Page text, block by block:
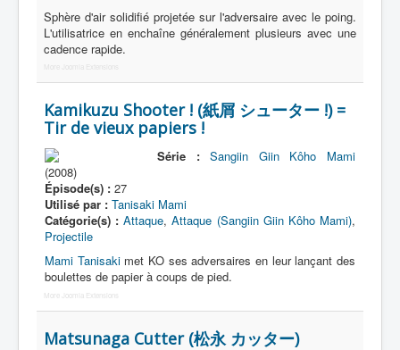
Série
Acteur
Personnage
Transformation
Équipement
Mecha
Objet
Lieu
Épisode
Référence
Sphère d'air solidifié projetée sur l'adversaire avec le poing.
L'utilisatrice en enchaîne généralement plusieurs avec une
cadence rapide.
More Joomla Extensions
Kamikuzu Shooter ! (紙屑 シューター !) =
Tir de vieux papiers !
Série :
Sangiin Giin Kôho Mami
(2008)
Épisode(s) : 27
Utilisé par : Tanisaki Mami
Catégorie(s) : Attaque,Attaque (Sangiin Giin Kôho Mami),
Projectile
Mami Tanisakimet KO ses adversaires en leur lançant des
boulettes de papier à coups de pied.
More Joomla Extensions
Matsunaga Cutter (松永 カッター)